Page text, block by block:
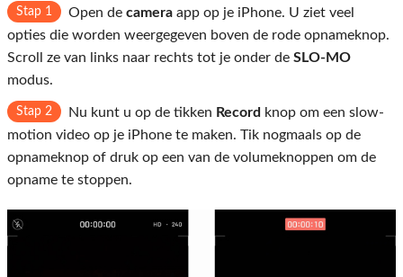
Stap 1 Open de camera app op je iPhone. U ziet veel
opties die worden weergegeven boven de rode opnameknop.
Scroll ze van links naar rechts tot je onder de SLO-MO
modus.
Stap 2 Nu kunt u op de tikken Record knop om een ​​slow-
motion video op je iPhone te maken. Tik nogmaals op de
opnameknop of druk op een van de volumeknoppen om de
opname te stoppen.